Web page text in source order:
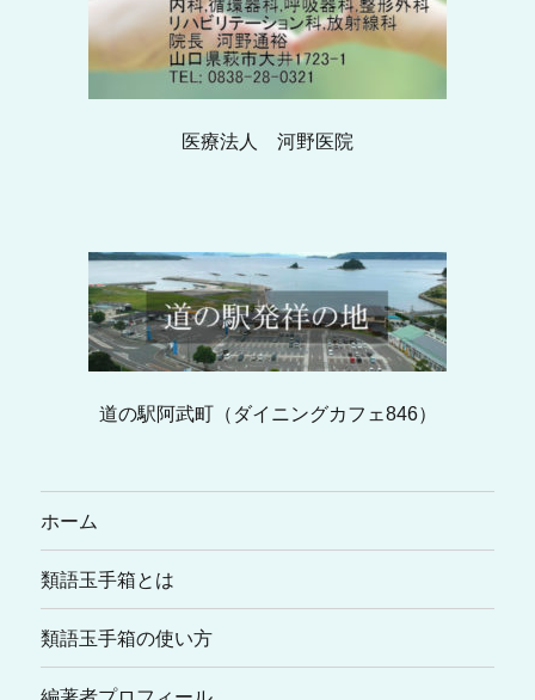
医療法人 河野医院
道の駅阿武町（ダイニングカフェ846）
ホーム
類語玉手箱とは
類語玉手箱の使い方